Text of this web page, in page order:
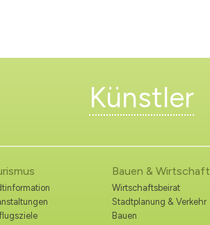
Künstler
Bauen & Wirtschaft
Wirtschaftsbeirat
Stadtplanung & Verkehr
Bauen